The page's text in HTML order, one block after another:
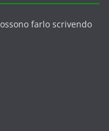
farlo scrivendo